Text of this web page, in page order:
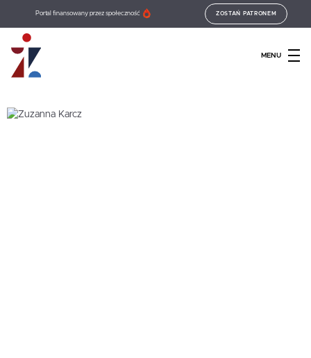
Portal finansowany przez społeczność ZOSTAŃ PATRONEM
MENU